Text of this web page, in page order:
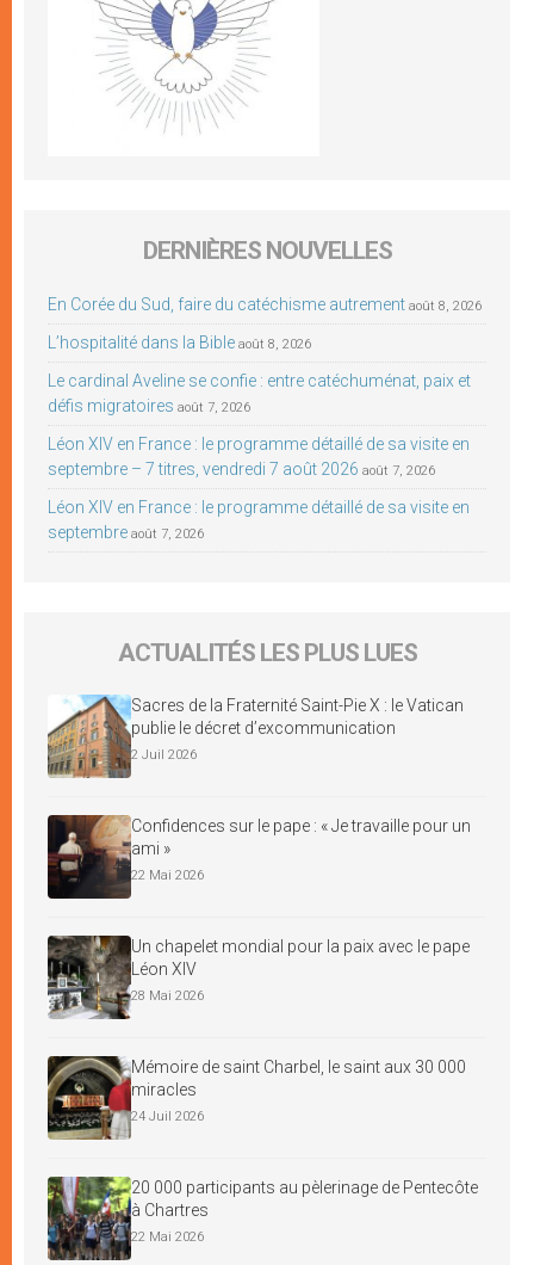
DERNIÈRES NOUVELLES
En Corée du Sud, faire du catéchisme autrement août 8, 2026
L’hospitalité dans la Bible août 8, 2026
Le cardinal Aveline se confie : entre catéchuménat, paix et
défis migratoires août 7, 2026
Léon XIV en France : le programme détaillé de sa visite en
septembre – 7 titres, vendredi 7 août 2026 août 7, 2026
Léon XIV en France : le programme détaillé de sa visite en
septembre août 7, 2026
ACTUALITÉS LES PLUS LUES
Sacres de la Fraternité Saint-Pie X : le Vatican
publie le décret d’excommunication
2 Juil 2026
Confidences sur le pape : « Je travaille pour un
ami »
22 Mai 2026
Un chapelet mondial pour la paix avec le pape
Léon XIV
28 Mai 2026
Mémoire de saint Charbel, le saint aux 30 000
miracles
24 Juil 2026
20 000 participants au pèlerinage de Pentecôte
à Chartres
22 Mai 2026